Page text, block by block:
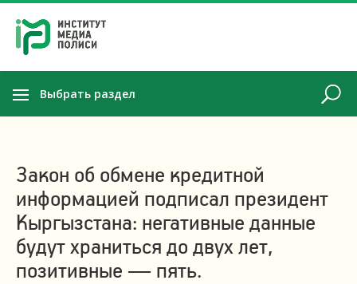
Выбрать раздел
Закон об обмене кредитной
информацией подписал президент
Кыргызстана: негативные данные
будут храниться до двух лет,
позитивные — пять.